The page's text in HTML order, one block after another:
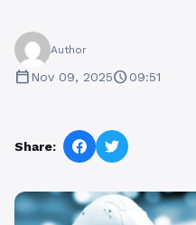
Author
calendar_todayNov 09, 2025schedule09:51
Share: